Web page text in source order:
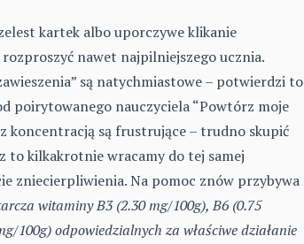
kartek albo uporczywe klikanie
nawet najpilniejszego ucznia.
są natychmiastowe – potwierdzi to
poirytowanego nauczyciela “Powtórz moje
koncentracją są frustrujące – trudno skupić
to kilkakrotnie wracamy do tej samej
zniecierpliwienia. Na pomoc znów przybywa
witaminy B3 (2.30 mg/100g), B6 (0.75
100g) odpowiedzialnych za właściwe działanie